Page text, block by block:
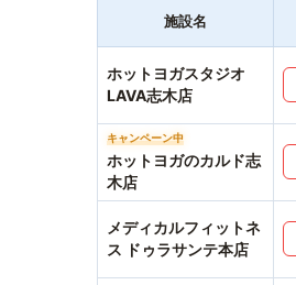
施設名
ホットヨガスタジオ
LAVA志木店
キャンペーン中
ホットヨガのカルド志
木店
メディカルフィットネ
ス ドゥラサンテ本店